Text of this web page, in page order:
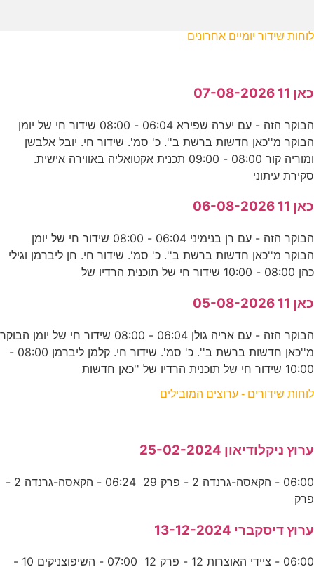
לוחות שידור יומיים אחרונים
כאן 11 07-08-2026
הבוקר הזה - עם יערה שפירא 06:04 - 08:00 שידור חי של יומן
הבוקר מ''כאן חדשות ברשת ב''. כ' סמ'. שידור חי. יובל אלבשן
ומוריה קור 08:00 - 09:00 תכנית אקטואליה באווירה אישית.
סקירת עיתוני
כאן 11 06-08-2026
הבוקר הזה - עם רן בנימיני 06:04 - 08:00 שידור חי של יומן
הבוקר מ''כאן חדשות ברשת ב''. כ' סמ'. שידור חי. חן ליברמן וגילי
כהן 08:00 - 10:00 שידור חי של תוכנית הרדיו של
כאן 11 05-08-2026
הבוקר הזה - עם אריה גולן 06:04 - 08:00 שידור חי של יומן הבוקר
מ''כאן חדשות ברשת ב''. כ' סמ'. שידור חי. קלמן ליברמן 08:00 -
10:00 שידור חי של תוכנית הרדיו של ''כאן חדשות
לוחות שידורים - ערוצים המובילים
ערוץ ניקלודיאון 25-02-2024
06:00 - הקאסה-גרנדה 2 - פרק 29 06:24 - הקאסה-גרנדה 2 -
פרק
ערוץ דיסקברי 13-12-2024
06:00 - ציידי האוצרות 12 - פרק 12 07:00 - השיפוצניקים 10 -